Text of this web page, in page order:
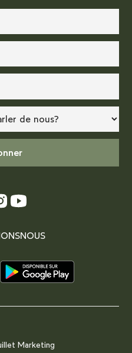
Marketing